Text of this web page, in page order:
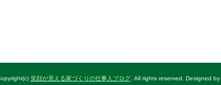
笑顔が見える家づくりの仕事人ブログ. All rights reserved. Designed by